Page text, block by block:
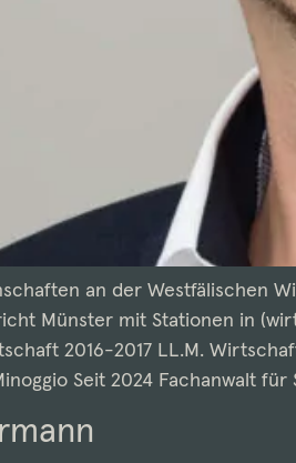
an der Westfälischen
Münster mit Stationen in
2016-2017 LL.M.
Seit 2024 Fachanwalt